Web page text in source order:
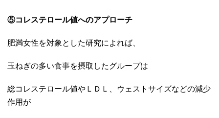
⑤コレステロール値へのアプローチ
肥満女性を対象とした研究によれば、
玉ねぎの多い食事を摂取したグループは
総コレステロール値やＬＤＬ、ウェストサイズなどの減少
作用が